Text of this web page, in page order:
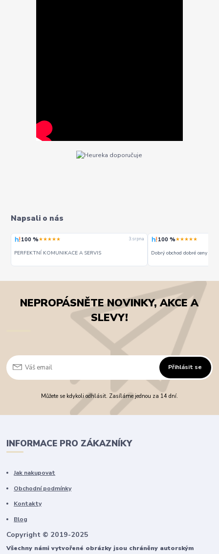
Napsali o nás
100 %★★★★★ 3. srpna
PERFEKTNÍ KOMUNIKACE A SERVIS
100 %★★★★★
Dobrý obchod dobré ceny -
NEPROPÁSNĚTE NOVINKY, AKCE A
SLEVY!
Přihlásit se
Můžete se kdykoli odhlásit. Zasíláme jednou za 14 dní.
INFORMACE PRO ZÁKAZNÍKY
Jak nakupovat
Obchodní podmínky
Kontakty
Blog
Copyright © 2019-2025
Všechny námi vytvořené obrázky jsou chráněny autorským